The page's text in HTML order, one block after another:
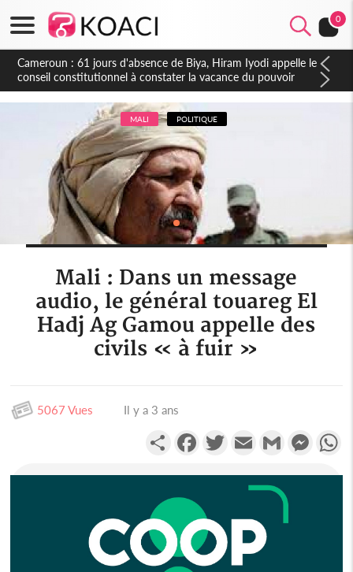
0
Côte d'Ivoire : Fin de la pagaille au PDCI-RDA, Lessiehi bannit
les mouvements sauvages
MALI POLITIQUE
Mali : Dans un message
audio, le général touareg El
Hadj Ag Gamou appelle des
civils « à fuir »
5067 Vues Il y a 3 ans
PartagerFacebookTwitterEmail Gmail